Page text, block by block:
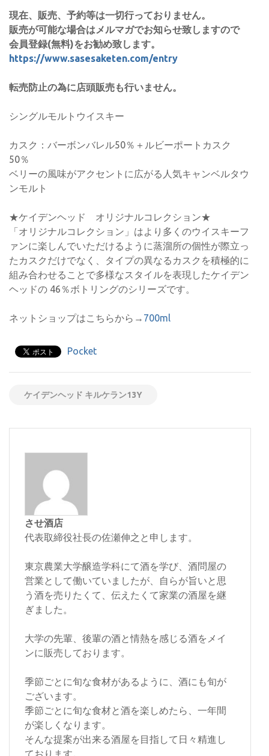
現在、販売、予約等は一切行っておりません。
販売が可能な場合はメルマガでお知らせ致しますので
会員登録(無料)をお勧め致します。
https://www.sasesaketen.com/entry
転売防止の為に店頭販売も行いません。
シングルモルトウイスキー
カスク：バーボンバレル50％＋ルビーポートカスク
50％
ベリーの風味がアクセントに広がる人気キャンベルタウ
ンモルト
★ケイデンヘッド オリジナルコレクション★
「オリジナルコレクション」はより多くのウイスキーフ
ァンに楽しんでいただけるように蒸溜所の個性が際立っ
たカスクだけでなく、タイプの異なるカスクを積極的に
組み合わせることで多様なスタイルを表現したケイデン
ヘッドの 46％ボトリングのシリーズです。
ネットショップはこちらから→ 700ml
Pocket
ケイデンヘッド キルケラン13Y
させ酒店
代表取締役社長の佐瀬伸之と申します。
東京農業大学醸造学科にて酒を学び、酒問屋の
営業として働いていましたが、自らが旨いと思
う酒を売りたくて、伝えたくて家業の酒屋を継
ぎました。
大学の先輩、後輩の酒と情熱を感じる酒をメイ
ンに販売しております。
季節ごとに旬な食材があるように、酒にも旬が
ございます。
季節ごとに旬な食材と酒を楽しめたら、一年間
が楽しくなります。
そんな提案が出来る酒屋を目指して日々精進し
ております。